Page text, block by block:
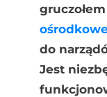
do
Jest